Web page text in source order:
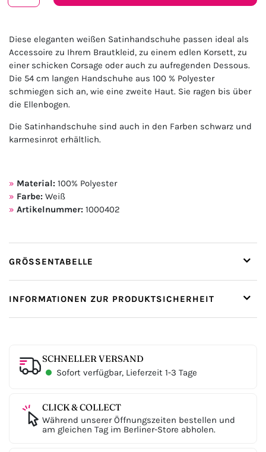
Diese eleganten weißen Satinhandschuhe passen ideal als
Accessoire zu Ihrem Brautkleid, zu einem edlen Korsett, zu
einer schicken Corsage oder auch zu aufregenden Dessous.
Die 54 cm langen Handschuhe aus 100 % Polyester
schmiegen sich an, wie eine zweite Haut. Sie ragen bis über
die Ellenbogen.
Die Satinhandschuhe sind auch in den Farben schwarz und
karmesinrot erhältlich.
Material: 100% Polyester
Farbe: Weiß
Artikelnummer: 1000402
GRÖSSENTABELLE
INFORMATIONEN ZUR PRODUKTSICHERHEIT
SCHNELLER VERSAND
Sofort verfügbar, Lieferzeit 1-3 Tage
CLICK & COLLECT
Während unserer Öffnungszeiten bestellen und
am gleichen Tag im Berliner-Store abholen.